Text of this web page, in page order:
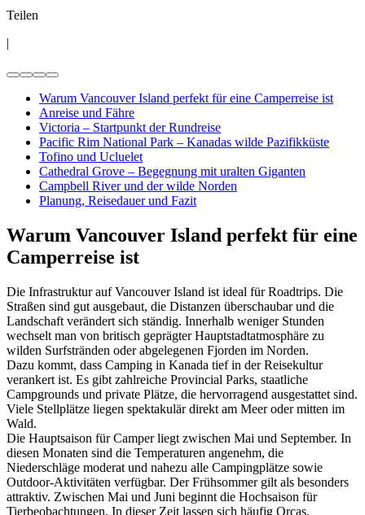
Teilen
|
Warum Vancouver Island perfekt für eine Camperreise ist
Anreise und Fähre
Victoria – Startpunkt der Rundreise
Pacific Rim National Park – Kanadas wilde Pazifikküste
Tofino und Ucluelet
Cathedral Grove – Begegnung mit uralten Giganten
Campbell River und der wilde Norden
Planung, Reisedauer und Fazit
Warum Vancouver Island perfekt für eine
Camperreise ist
Die Infrastruktur auf Vancouver Island ist ideal für Roadtrips. Die
Straßen sind gut ausgebaut, die Distanzen überschaubar und die
Landschaft verändert sich ständig. Innerhalb weniger Stunden
wechselt man von britisch geprägter Hauptstadtatmosphäre zu
wilden Surfstränden oder abgelegenen Fjorden im Norden.
Dazu kommt, dass Camping in Kanada tief in der Reisekultur
verankert ist. Es gibt zahlreiche Provincial Parks, staatliche
Campgrounds und private Plätze, die hervorragend ausgestattet sind.
Viele Stellplätze liegen spektakulär direkt am Meer oder mitten im
Wald.
Die Hauptsaison für Camper liegt zwischen Mai und September. In
diesen Monaten sind die Temperaturen angenehm, die
Niederschläge moderat und nahezu alle Campingplätze sowie
Outdoor-Aktivitäten verfügbar. Der Frühsommer gilt als besonders
attraktiv. Zwischen Mai und Juni beginnt die Hochsaison für
Tierbeobachtungen. In dieser Zeit lassen sich häufig Orcas,